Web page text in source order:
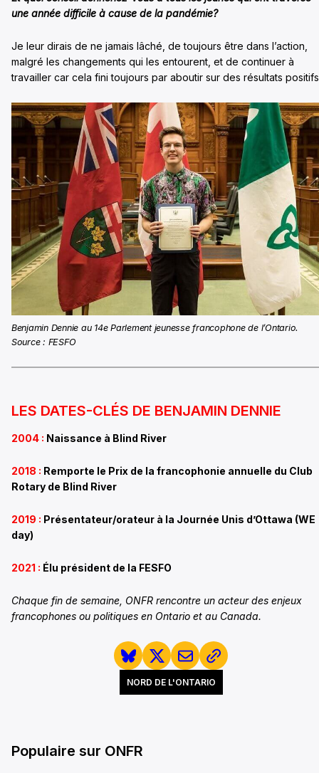
une année difficile à cause de la pandémie?
Je leur dirais de ne jamais lâché, de toujours être dans l’action,
malgré les changements qui les entourent, et de continuer à
travailler car cela fini toujours par aboutir sur des résultats
Benjamin Dennie au 14e Parlement jeunesse francophone de l’Ontario.
Source : FESFO
LES DATES-CLÉS DE BENJAMIN DENNIE
2004 : Naissance à Blind River
2018 : Remporte le Prix de la francophonie annuelle du Club
Rotary de Blind River
2019 : Présentateur/orateur à la Journée Unis d’Ottawa (WE
day)
2021 : Élu président de la FESFO
Chaque fin de semaine, ONFR rencontre un acteur des enjeux
francophones ou politiques en Ontario et au Canada.
NORD DE L'ONTARIO
Populaire sur ONFR